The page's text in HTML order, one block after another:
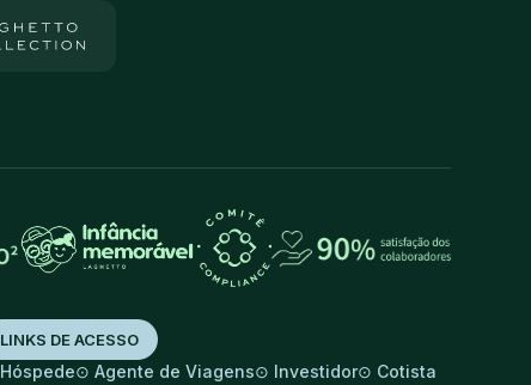
LINKS DE ACESSO
Hóspede⊙ Agente de Viagens⊙ Investidor⊙ Cotista